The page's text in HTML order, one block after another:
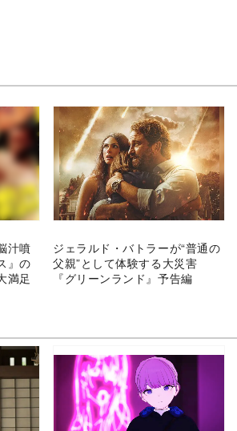
汁噴
』の
満足
ジェラルド・バトラーが“普通の
父親”として体験する大災害
『グリーンランド』予告編